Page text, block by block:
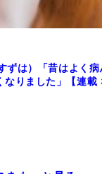
ずは）「昔はよく
なりました」【連載